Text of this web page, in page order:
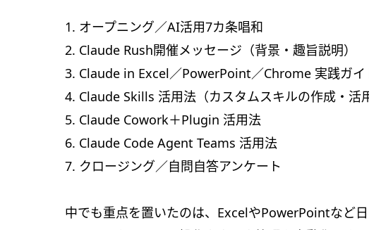
1. オープニング／AI活用7カ条唱和
2. Claude Rush開催メッセージ（背景・趣旨説明）
3. Claude in Excel／PowerPoint／Chrome 実践ガイ
4. Claude Skills 活用法（カスタムスキルの作成・活用
5. Claude Cowork＋Plugin 活用法
6. Claude Code Agent Teams 活用法
7. クロージング／自問自答アンケート
中でも重点を置いたのは、ExcelやPowerPointなど